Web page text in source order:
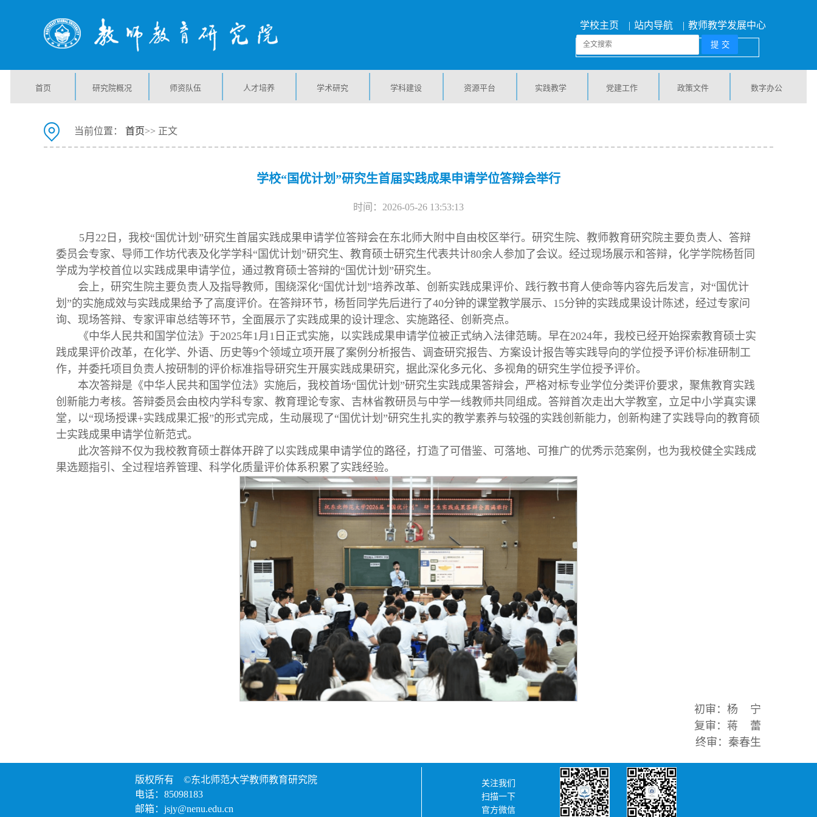
学校主页 | 站内导航 | 教师教学发展中心
首页 研究院概况 师资队伍 人才培养 学术研究 学科建设 资源平台 实践教学 党建工作 政策文件 数字办公
当前位置： 首页>> 正文
学校“国优计划”研究生首届实践成果申请学位答辩会举行
时间：2026-05-26 13:53:13
5月22日，我校“国优计划”研究生首届实践成果申请学位答辩会在东北师大附中自由校区举行。研究生院、教师教育研究院主要负责人、答辩
委员会专家、导师工作坊代表及化学学科“国优计划”研究生、教育硕士研究生代表共计80余人参加了会议。经过现场展示和答辩，化学学院杨哲同
学成为学校首位以实践成果申请学位，通过教育硕士答辩的“国优计划”研究生。
会上，研究生院主要负责人及指导教师，围绕深化“国优计划”培养改革、创新实践成果评价、践行教书育人使命等内容先后发言，对“国优计
划”的实施成效与实践成果给予了高度评价。在答辩环节，杨哲同学先后进行了40分钟的课堂教学展示、15分钟的实践成果设计陈述，经过专家问
询、现场答辩、专家评审总结等环节，全面展示了实践成果的设计理念、实施路径、创新亮点。
《中华人民共和国学位法》于2025年1月1日正式实施，以实践成果申请学位被正式纳入法律范畴。早在2024年，我校已经开始探索教育硕士实
践成果评价改革，在化学、外语、历史等9个领域立项开展了案例分析报告、调查研究报告、方案设计报告等实践导向的学位授予评价标准研制工
作，并委托项目负责人按研制的评价标准指导研究生开展实践成果研究，据此深化多元化、多视角的研究生学位授予评价。
本次答辩是《中华人民共和国学位法》实施后，我校首场“国优计划”研究生实践成果答辩会，严格对标专业学位分类评价要求，聚焦教育实践
创新能力考核。答辩委员会由校内学科专家、教育理论专家、吉林省教研员与中学一线教师共同组成。答辩首次走出大学教室，立足中小学真实课
堂，以“现场授课+实践成果汇报”的形式完成，生动展现了“国优计划”研究生扎实的教学素养与较强的实践创新能力，创新构建了实践导向的教育硕
士实践成果申请学位新范式。
此次答辩不仅为我校教育硕士群体开辟了以实践成果申请学位的路径，打造了可借鉴、可落地、可推广的优秀示范案例，也为我校健全实践成
果选题指引、全过程培养管理、科学化质量评价体系积累了实践经验。
初审：杨 宁
复审：蒋 蕾
终审：秦春生
版权所有 ©东北师范大学教师教育研究院
电话：85098183
邮箱：jsjy@nenu.edu.cn
关注我们
扫描一下
官方微信